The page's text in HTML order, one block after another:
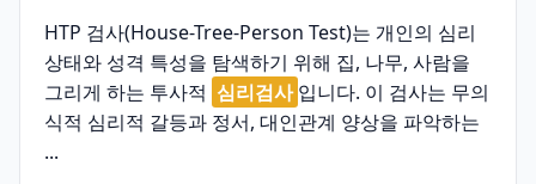
HTP 검사(House-Tree-Person Test)는 개인의 심리
상태와 성격 특성을 탐색하기 위해 집, 나무, 사람을
그리게 하는 투사적 심리검사 입니다. 이 검사는 무의
식적 심리적 갈등과 정서, 대인관계 양상을 파악하는
...